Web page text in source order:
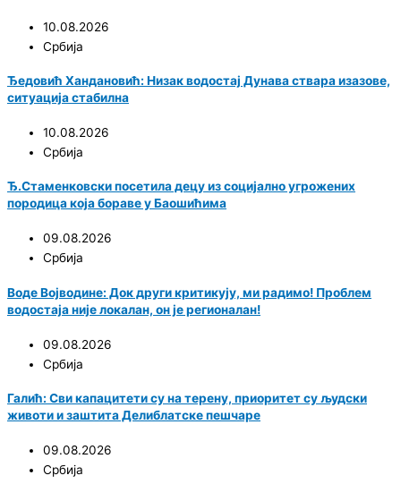
10.08.2026
Србија
Ђедовић Хандановић: Низак водостај Дунава ствара изазове,
ситуација стабилна
10.08.2026
Србија
Ђ.Стаменковски посетила децу из социјално угрожених
породица која бораве у Баошићима
09.08.2026
Србија
Воде Војводине: Док други критикују, ми радимо! Проблем
водостаја није локалан, он је регионалан!
09.08.2026
Србија
Галић: Сви капацитети су на терену, приоритет су људски
животи и заштита Делиблатске пешчаре
09.08.2026
Србија